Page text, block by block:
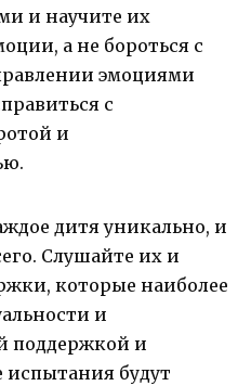
и научите их
а не бороться с
эмоциями
с
и
дитя уникально, и
Слушайте их и
которые наиболее
и
поддержкой и
будут